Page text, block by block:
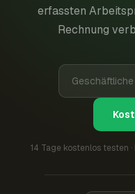
erfassten
Rechnung
14 Tage kostenlos testen